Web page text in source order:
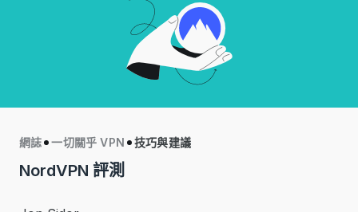
網誌 一切關乎 VPN 技巧與建議
NordVPN 評測